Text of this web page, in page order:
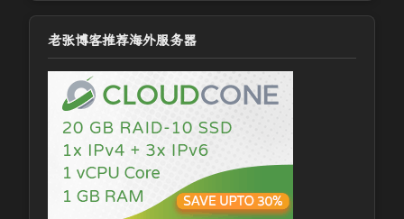
老张博客推荐海外服务器